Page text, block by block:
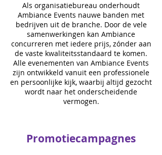
Als organisatiebureau onderhoudt
Ambiance Events nauwe banden met
bedrijven uit de branche. Door de vele
samenwerkingen kan Ambiance
concurreren met iedere prijs, zónder aan
de vaste kwaliteitsstandaard te komen.
Alle evenementen van Ambiance Events
zijn ontwikkeld vanuit een professionele
en persoonlijke kijk, waarbij altijd gezocht
wordt naar het onderscheidende
vermogen.
Promotiecampagnes